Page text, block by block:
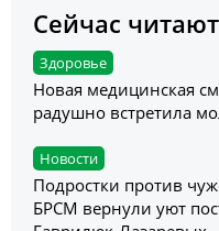
Сейчас читают
Здоровье
Новая медицинская
радушно встретила
Новости
Подростки против
БРСМ вернули уют